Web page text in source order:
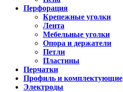
Перфорация
Крепежные уголки
Лента
Мебельные уголки
Опора и держатели
Петли
Пластины
Перчатки
Профиль и комплектующие
Электроды